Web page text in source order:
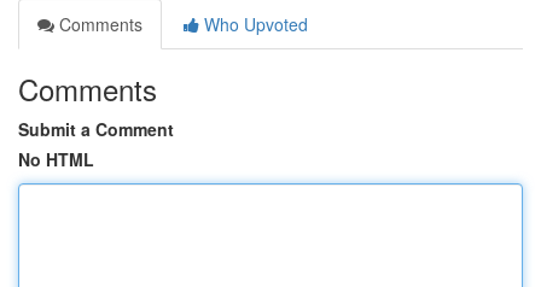
Comments
Who Upvoted
Comments
Submit a Comment
No HTML